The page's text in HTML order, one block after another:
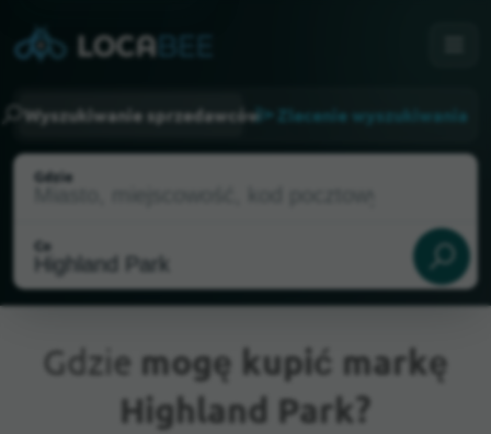
Wyszukiwanie sprzedawców Zlecenie wyszukiwania
Gdzie
Co
Aktualna lokalizacja
Gdzie mogę kupić markę
Highland Park?